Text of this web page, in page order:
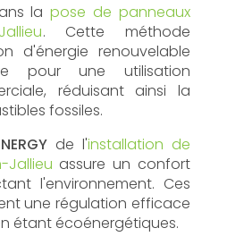
lapose de panneaux
. Cette méthode
d'énergie renouvelable
pour une utilisation
réduisant ainsi la
fossiles.
de l'installation de
Jallieu assure un confort
l'environnement. Ces
une régulation efficace
étant écoénergétiques.